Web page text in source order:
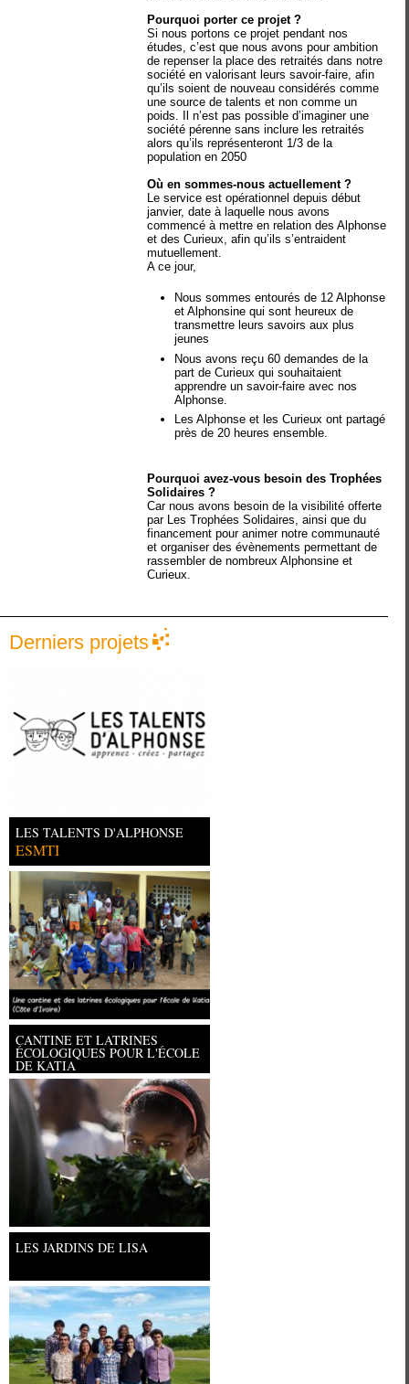
Pourquoi porter ce projet ?
Si nous portons ce projet pendant nos
études, c’est que nous avons pour ambition
de repenser la place des retraités dans notre
société en valorisant leurs savoir-faire, afin
qu’ils soient de nouveau considérés comme
une source de talents et non comme un
poids. Il n’est pas possible d’imaginer une
société pérenne sans inclure les retraités
alors qu’ils représenteront 1/3 de la
population en 2050
Où en sommes-nous actuellement ?
Le service est opérationnel depuis début
janvier, date à laquelle nous avons
commencé à mettre en relation des Alphonse
et des Curieux, afin qu’ils s’entraident
mutuellement.
A ce jour,
Nous sommes entourés de 12 Alphonse
et Alphonsine qui sont heureux de
transmettre leurs savoirs aux plus
jeunes
Nous avons reçu 60 demandes de la
part de Curieux qui souhaitaient
apprendre un savoir-faire avec nos
Alphonse.
Les Alphonse et les Curieux ont partagé
près de 20 heures ensemble.
Pourquoi avez-vous besoin des Trophées
Solidaires ?
Car nous avons besoin de la visibilité offerte
par Les Trophées Solidaires, ainsi que du
financement pour animer notre communauté
et organiser des évènements permettant de
rassembler de nombreux Alphonsine et
Curieux.
Derniers projets
LES TALENTS D'ALPHONSE
ESMTI
CANTINE ET LATRINES
ÉCOLOGIQUES POUR L'ÉCOLE
DE KATIA
Université Paris Ouest Nanterre la
LES JARDINS DE LISA